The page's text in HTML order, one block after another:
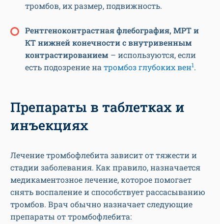
тромбов, их размер, подвижность.
Рентгеноконтрастная флебография, МРТ и
КТ нижней конечности с внутривенным
контрастированием – используются, если
есть подозрение натромбоз глубоких вен1.
Препараты в таблетках и
инъекциях
Лечение тромбофлебита зависит от тяжести и
стадии заболевания. Как правило, назначается
медикаментозное лечение, которое помогает
снять воспаление и способствует рассасыванию
тромбов. Врач обычно назначает следующие
препараты от тромбофлебита: